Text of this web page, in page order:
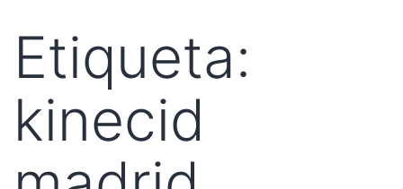
Etiqueta:
kinecid